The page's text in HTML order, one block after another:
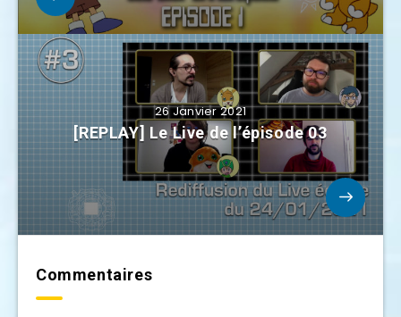
26 Janvier 2021
[REPLAY] Le Live de l’épisode 03
Commentaires